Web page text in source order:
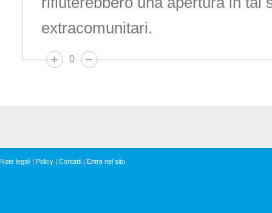
extracomunitari.
0
Note legali | Policy | Contatti | Entra nel sito